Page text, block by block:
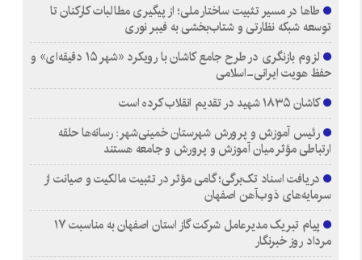
طاها در مسیر تثبیت ساختار ملی؛ از پیگیری مطالبات کارکنان تا
توسعه شبکه نظارتی و شتاب‌بخشی به فیبر نوری
لزوم بازنگری در طرح جامع کاشان با رویکرد «شهر ۱۵ دقیقه‌ای» و
حفظ هویت ایرانی-اسلامی
کاشان ۱۸۳۵ شهید در تقدیم انقلاب کرده است
رئیس آموزش و پرورش شهرستان خمینی‌شهر: رسانه‌ها حلقه
ارتباطی مؤثر میان آموزش و پرورش و جامعه هستند
دریافت اسناد تک‌برگی؛ گامی مؤثر در تثبیت مالکیت و صیانت از
سرمایه‌های ذوب‌آهن اصفهان
پیام تبریک مدیرعامل شرکت گاز استان اصفهان به مناسبت ۱۷
مرداد روز خبرنگار